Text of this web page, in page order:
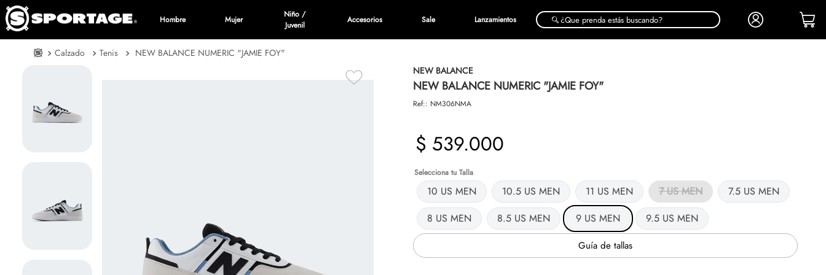
Hombre Mujer
Niño /
Juvenil
Accesorios Sale Lanzamientos ¿Que prenda estás buscando?
Calzado Tenis
NEW BALANCE NUMERIC "JAMIE FOY"
NEW BALANCE
NEW BALANCE NUMERIC "JAMIE FOY"
Ref:: NM306NMA
$ 539.000
Talla
10 US MEN 10.5 US MEN 11 US MEN 7 US MEN
7.5 US MEN
8 US MEN
8.5 US MEN 9 US MEN 9.5 US MEN
Guía de tallas